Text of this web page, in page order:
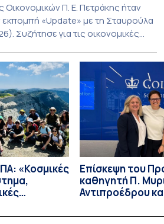
Π. Ε. Πετράκης ήταν
«Update» με τη Σταυρούλα
Συζήτησε για τις οικονομικές
στον πόλεμο ΗΠΑ – Ιράν, καθώς
τιμών στα καύσιμα. Για να δείτε τη
«Κοσμικές
Eπίσκεψη του
καθηγητή Π.
Αντιπροέδρου
Νοσηλευτικής